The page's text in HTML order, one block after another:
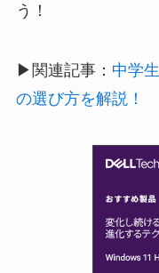
う！
▶︎ 関連記事： 中学
の選び方を解説！